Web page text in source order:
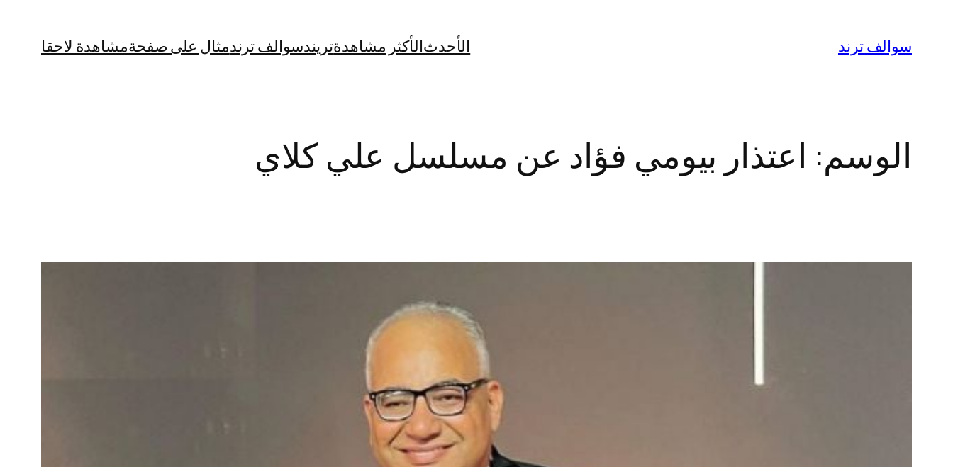
المحتوى
سوالف ترند الأحدثالأكثر مشاهدةتريندسوالف ترندمثال على صفحةمشاهدة لاحقا
الوسم: اعتذار بيومي فؤاد عن مسلسل علي كلاي